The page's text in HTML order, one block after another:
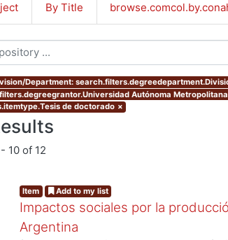
By Title
Department:
Autónoma
de doctorado ×
- 10 of 12
Item Add to my list
Impactos sociales por la
Argentina